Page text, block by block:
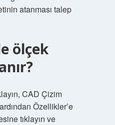
atanması talep
ölçek
CAD Çizim
Özellikler’e
tıklayın ve